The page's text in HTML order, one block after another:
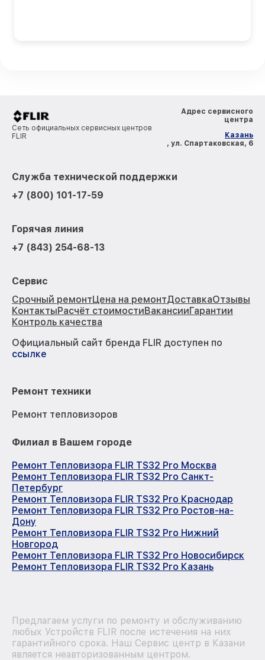
Сеть официальных сервисных центров
FLIR
Адрес сервисного
центра
Казань
, ул. Спартаковская, 6
Служба технической поддержки
+7 (800) 101-17-59
Горячая линия
+7 (843) 254-68-13
Сервис
Срочный ремонтЦена на ремонтДоставкаОтзывы
КонтактыРасчёт стоимостиВакансииГарантии
Контроль качества
Официальный сайт бренда FLIR доступен по
ссылке
Ремонт техники
Ремонт тепловизоров
Филиал в Вашем городе
Ремонт Тепловизора FLIR TS32 Pro Москва
Ремонт Тепловизора FLIR TS32 Pro Санкт-
Петербург
Ремонт Тепловизора FLIR TS32 Pro Краснодар
Ремонт Тепловизора FLIR TS32 Pro Ростов-на-
Дону
Ремонт Тепловизора FLIR TS32 Pro Нижний
Новгород
Ремонт Тепловизора FLIR TS32 Pro Новосибирск
Ремонт Тепловизора FLIR TS32 Pro Казань
Предлагаем услуги по ремонту и обслуживанию
любых Устройств FLIR после истечения на них
гарантийного срока. Наш Сервис центр в Казани
является неавторизованным центром.